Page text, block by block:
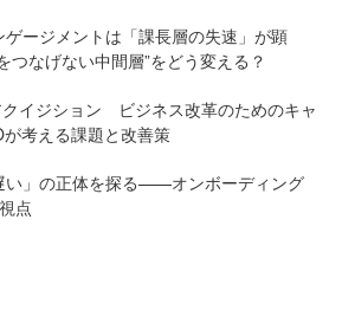
ージメントは「課長層の失速」が顕
なげない中間層”をどう変える？
イジション ビジネス改革のためのキャ
が考える課題と改善策
い」の正体を探る——オンボーディング
点